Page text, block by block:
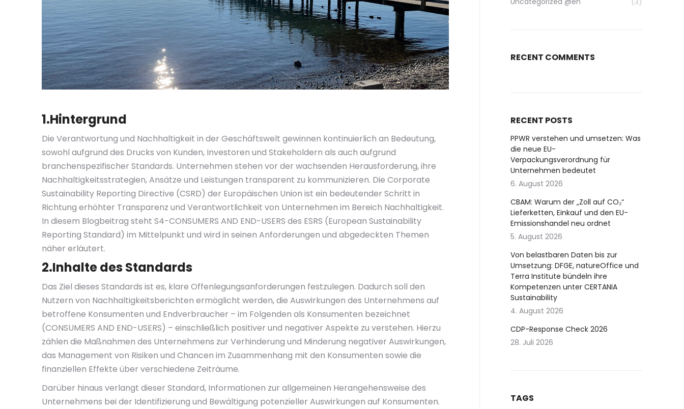
1.Hintergrund
Die Verantwortung und Nachhaltigkeit in der Geschäftswelt gewinnen kontinuierlich an Bedeutung,
sowohl aufgrund des Drucks von Kunden, Investoren und Stakeholdern als auch aufgrund
branchenspezifischer Standards. Unternehmen stehen vor der wachsenden Herausforderung, ihre
Nachhaltigkeitsstrategien, Ansätze und Leistungen transparent zu kommunizieren. Die Corporate
Sustainability Reporting Directive (CSRD) der Europäischen Union ist ein bedeutender Schritt in
Richtung erhöhter Transparenz und Verantwortlichkeit von Unternehmen im Bereich Nachhaltigkeit.
In diesem Blogbeitrag steht S4-CONSUMERS AND END-USERS des ESRS (European Sustainability
Reporting Standard) im Mittelpunkt und wird in seinen Anforderungen und abgedeckten Themen
näher erläutert.
2.Inhalte des Standards
Das Ziel dieses Standards ist es, klare Offenlegungsanforderungen festzulegen. Dadurch soll den
Nutzern von Nachhaltigkeitsberichten ermöglicht werden, die Auswirkungen des Unternehmens auf
betroffene Konsumenten und Endverbraucher – im Folgenden als Konsumenten bezeichnet
(CONSUMERS AND END-USERS) – einschließlich positiver und negativer Aspekte zu verstehen. Hierzu
zählen die Maßnahmen des Unternehmens zur Verhinderung und Minderung negativer Auswirkungen,
das Management von Risiken und Chancen im Zusammenhang mit den Konsumenten sowie die
finanziellen Effekte über verschiedene Zeiträume.
Darüber hinaus verlangt dieser Standard, Informationen zur allgemeinen Herangehensweise des
Unternehmens bei der Identifizierung und Bewältigung potenzieller Auswirkungen auf Konsumenten.
RECENT COMMENTS
RECENT POSTS
PPWR verstehen und umsetzen: Was
die neue EU-
Verpackungsverordnung für
Unternehmen bedeutet
6. August 2026
CBAM: Warum der „Zoll auf CO₂“
Lieferketten, Einkauf und den EU-
Emissionshandel neu ordnet
5. August 2026
Von belastbaren Daten bis zur
Umsetzung: DFGE, natureOffice und
Terra Institute bündeln ihre
Kompetenzen unter CERTANIA
Sustainability
4. August 2026
CDP-Response Check 2026
28. Juli 2026
TAGS